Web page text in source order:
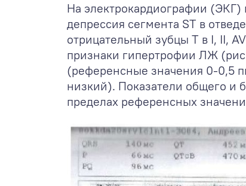
На электрокардиографии (ЭКГ)
депрессия сегмента ST в
отрицательный зубцы Т в I, II,
признаки гипертрофии ЛЖ
(референсные значения 0-0,5
низкий). Показатели общего и
пределах референсных